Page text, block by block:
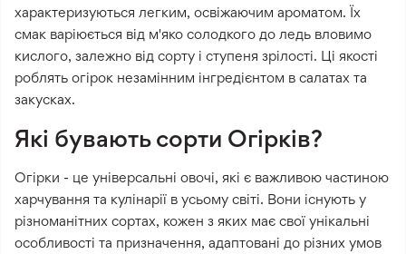
характеризуються легким, освіжаючим ароматом. Їх
смак варіюється від м'яко солодкого до ледь вловимо
кислого, залежно від сорту і ступеня зрілості. Ці якості
роблять огірок незамінним інгредієнтом в салатах та
закусках.
Які бувають сорти Огірків?
Огірки - це універсальні овочі, які є важливою частиною
харчування та кулінарії в усьому світі. Вони існують у
різноманітних сортах, кожен з яких має свої унікальні
особливості та призначення, адаптовані до різних умов